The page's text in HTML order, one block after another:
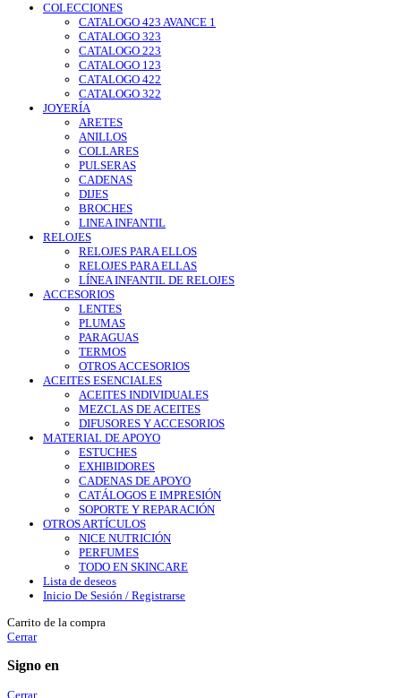
COLECCIONES
CATALOGO 423 AVANCE 1
CATALOGO 323
CATALOGO 223
CATALOGO 123
CATALOGO 422
CATALOGO 322
JOYERÍA
ARETES
ANILLOS
COLLARES
PULSERAS
CADENAS
DIJES
BROCHES
LINEA INFANTIL
RELOJES
RELOJES PARA ELLOS
RELOJES PARA ELLAS
LÍNEA INFANTIL DE RELOJES
ACCESORIOS
LENTES
PLUMAS
PARAGUAS
TERMOS
OTROS ACCESORIOS
ACEITES ESENCIALES
ACEITES INDIVIDUALES
MEZCLAS DE ACEITES
DIFUSORES Y ACCESORIOS
MATERIAL DE APOYO
ESTUCHES
EXHIBIDORES
CADENAS DE APOYO
CATÁLOGOS E IMPRESIÓN
SOPORTE Y REPARACIÓN
OTROS ARTÍCULOS
NICE NUTRICIÓN
PERFUMES
TODO EN SKINCARE
Lista de deseos
Inicio De Sesión / Registrarse
Carrito de la compra
Cerrar
Signo en
Cerrar